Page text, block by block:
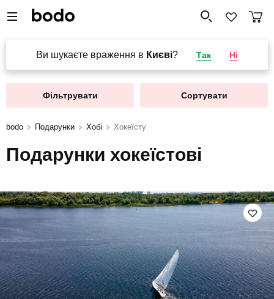
Ви шукаєте враження в Києві? Так Ні
Фільтрувати Сортувати
bodo Подарунки Хобі Хокеїсту
Подарунки хокеїстові